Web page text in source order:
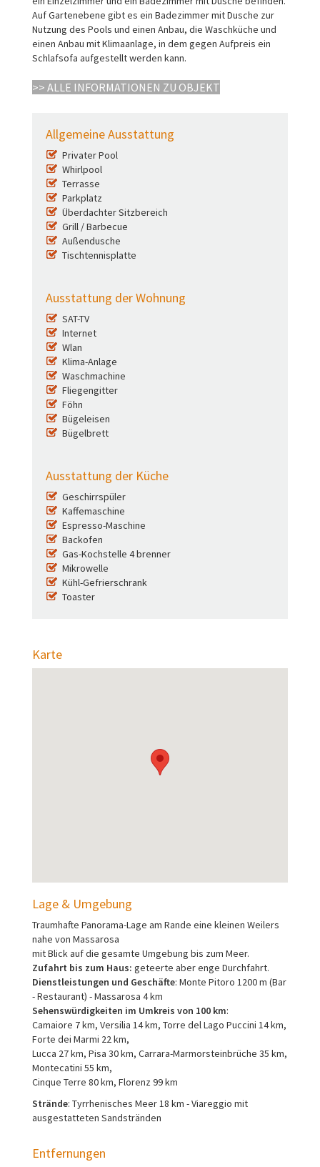
Auf Gartenebene gibt es ein Badezimmer mit Dusche zur
Nutzung des Pools und einen Anbau, die Waschküche und
einen Anbau mit Klimaanlage, in dem gegen Aufpreis ein
Schlafsofa aufgestellt werden kann.
>> ALLE INFORMATIONEN ZU OBJEKT
Allgemeine Ausstattung
Privater Pool
Whirlpool
Terrasse
Parkplatz
Überdachter Sitzbereich
Grill / Barbecue
Außendusche
Tischtennisplatte
Ausstattung der Wohnung
SAT-TV
Internet
Wlan
Klima-Anlage
Waschmachine
Fliegengitter
Föhn
Bügeleisen
Bügelbrett
Ausstattung der Küche
Geschirrspüler
Kaffemaschine
Espresso-Maschine
Backofen
Gas-Kochstelle 4 brenner
Mikrowelle
Kühl-Gefrierschrank
Toaster
Karte
Lage & Umgebung
Traumhafte Panorama-Lage am Rande eine kleinen Weilers
nahe von Massarosa
mit Blick auf die gesamte Umgebung bis zum Meer.
Zufahrt bis zum Haus: geteerte aber enge Durchfahrt.
Dienstleistungen und Geschäfte: Monte Pitoro 1200 m (Bar
- Restaurant) - Massarosa 4 km
Sehenswürdigkeiten im Umkreis von 100 km:
Camaiore 7 km, Versilia 14 km, Torre del Lago Puccini 14 km,
Forte dei Marmi 22 km,
Lucca 27 km, Pisa 30 km, Carrara-Marmorsteinbrüche 35 km,
Montecatini 55 km,
Cinque Terre 80 km, Florenz 99 km
Strände: Tyrrhenisches Meer 18 km - Viareggio mit
ausgestatteten Sandstränden
Entfernungen